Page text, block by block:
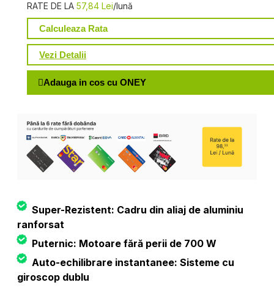
RATE DE LA 57,84 Lei/lună
Calculeaza Rata
Vezi Detalii
Adauga in cos cu ONEY
Super-Rezistent: Cadru din aliaj de aluminiu
ranforsat
Puternic: Motoare fără perii de 700 W
Auto-echilibrare instantanee: Sisteme cu
giroscop dublu